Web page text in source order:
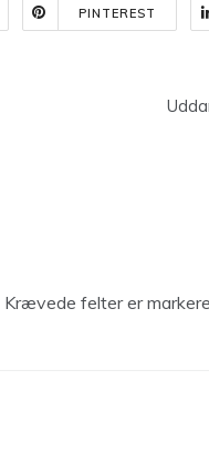
PINTEREST
Krævede felter er